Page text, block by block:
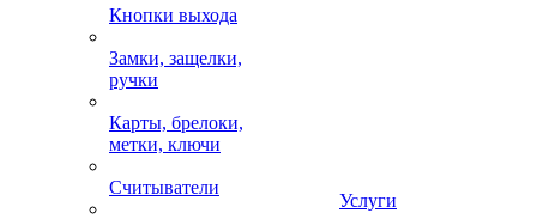
Кнопки выхода
Замки, защелки,
ручки
Карты, брелоки,
метки, ключи
Считыватели
Услуги